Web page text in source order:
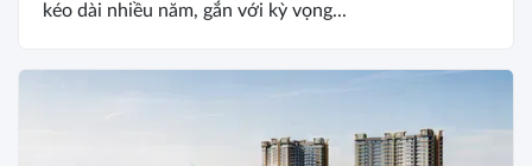
kéo dài nhiều năm, gắn với kỳ vọng...